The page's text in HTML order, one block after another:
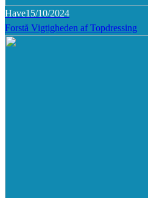
Have15/10/2024
Forstå Vigtigheden af Topdressing